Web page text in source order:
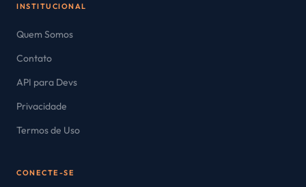
INSTITUCIONAL
Quem Somos
Contato
API para Devs
Privacidade
Termos de Uso
CONECTE-SE